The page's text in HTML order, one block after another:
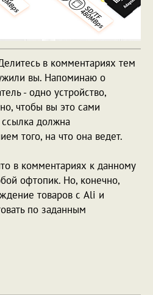
в комментариях тем
вы. Напоминаю о
- одно устройство,
чтобы вы это сами
должна
того, на что она ведет.
в комментариях к данному
офтопик. Но, конечно,
товаров с Ali и
по заданным